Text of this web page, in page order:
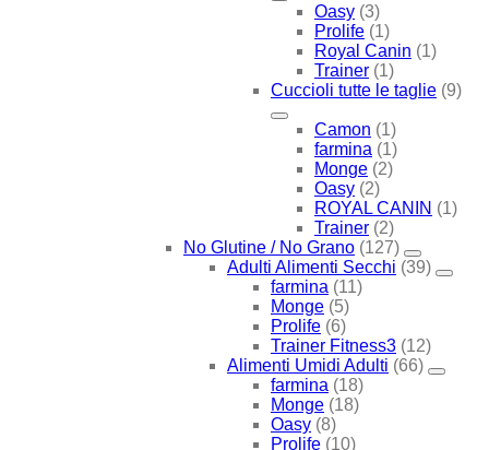
Oasy (3)
Prolife (1)
Royal Canin (1)
Trainer (1)
Cuccioli tutte le taglie (9)
Camon (1)
farmina (1)
Monge (2)
Oasy (2)
ROYAL CANIN (1)
Trainer (2)
No Glutine / No Grano (127)
Adulti Alimenti Secchi (39)
farmina (11)
Monge (5)
Prolife (6)
Trainer Fitness3 (12)
Alimenti Umidi Adulti (66)
farmina (18)
Monge (18)
Oasy (8)
Prolife (10)